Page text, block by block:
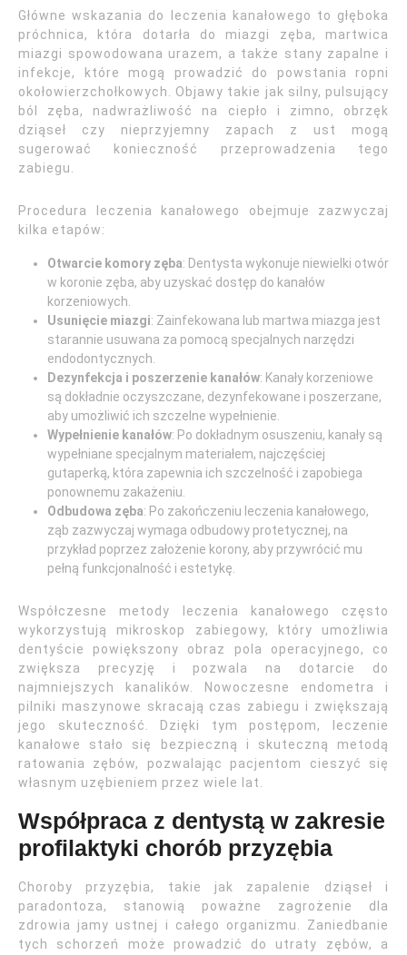
Główne wskazania do leczenia kanałowego to głęboka
próchnica, która dotarła do miazgi zęba, martwica
miazgi spowodowana urazem, a także stany zapalne i
infekcje, które mogą prowadzić do powstania ropni
okołowierzchołkowych. Objawy takie jak silny, pulsujący
ból zęba, nadwrażliwość na ciepło i zimno, obrzęk
dziąseł czy nieprzyjemny zapach z ust mogą
sugerować konieczność przeprowadzenia tego
zabiegu.
Procedura leczenia kanałowego obejmuje zazwyczaj
kilka etapów:
Otwarcie komory zęba: Dentysta wykonuje niewielki otwór
w koronie zęba, aby uzyskać dostęp do kanałów
korzeniowych.
Usunięcie miazgi: Zainfekowana lub martwa miazga jest
starannie usuwana za pomocą specjalnych narzędzi
endodontycznych.
Dezynfekcja i poszerzenie kanałów: Kanały korzeniowe
są dokładnie oczyszczane, dezynfekowane i poszerzane,
aby umożliwić ich szczelne wypełnienie.
Wypełnienie kanałów: Po dokładnym osuszeniu, kanały są
wypełniane specjalnym materiałem, najczęściej
gutaperką, która zapewnia ich szczelność i zapobiega
ponownemu zakażeniu.
Odbudowa zęba: Po zakończeniu leczenia kanałowego,
ząb zazwyczaj wymaga odbudowy protetycznej, na
przykład poprzez założenie korony, aby przywrócić mu
pełną funkcjonalność i estetykę.
Współczesne metody leczenia kanałowego często
wykorzystują mikroskop zabiegowy, który umożliwia
dentyście powiększony obraz pola operacyjnego, co
zwiększa precyzję i pozwala na dotarcie do
najmniejszych kanalików. Nowoczesne endometra i
pilniki maszynowe skracają czas zabiegu i zwiększają
jego skuteczność. Dzięki tym postępom, leczenie
kanałowe stało się bezpieczną i skuteczną metodą
ratowania zębów, pozwalając pacjentom cieszyć się
własnym uzębieniem przez wiele lat.
Współpraca z dentystą w zakresie
profilaktyki chorób przyzębia
Choroby przyzębia, takie jak zapalenie dziąseł i
paradontoza, stanowią poważne zagrożenie dla
zdrowia jamy ustnej i całego organizmu. Zaniedbanie
tych schorzeń może prowadzić do utraty zębów, a